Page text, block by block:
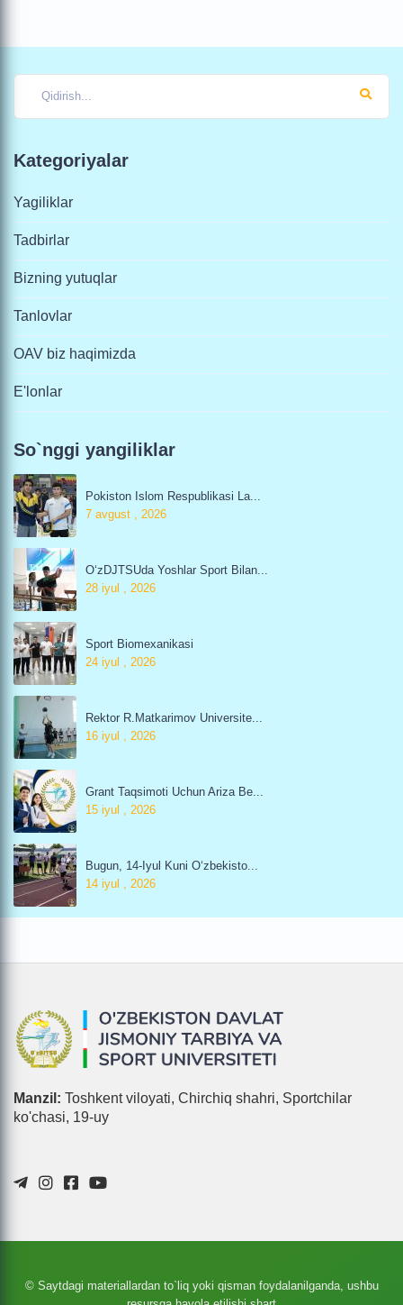
Kategoriyalar
Yagiliklar
Tadbirlar
Bizning yutuqlar
Tanlovlar
OAV biz haqimizda
E'lonlar
So`nggi yangiliklar
Pokiston Islom Respublikasi La...
7 avgust , 2026
O‘zDJTSUda Yoshlar Sport Bilan...
28 iyul , 2026
Sport Biomexanikasi
24 iyul , 2026
Rektor R.Matkarimov Universite...
16 iyul , 2026
Grant Taqsimoti Uchun Ariza Be...
15 iyul , 2026
Bugun, 14-Iyul Kuni O‘zbekisto...
14 iyul , 2026
Manzil: Toshkent viloyati, Chirchiq shahri, Sportchilar
ko'chasi, 19-uy
© Saytdagi materiallardan to`liq yoki qisman foydalanilganda, ushbu